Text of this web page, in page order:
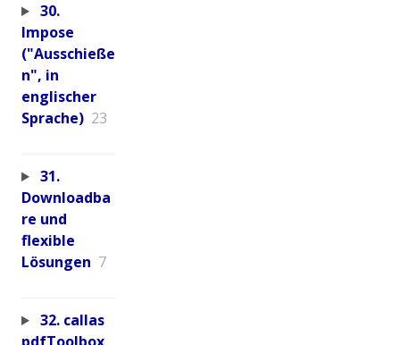
30.
Impose
("Ausschieße
n", in
englischer
Sprache) 23
31.
Downloadba
re und
flexible
Lösungen 7
32. callas